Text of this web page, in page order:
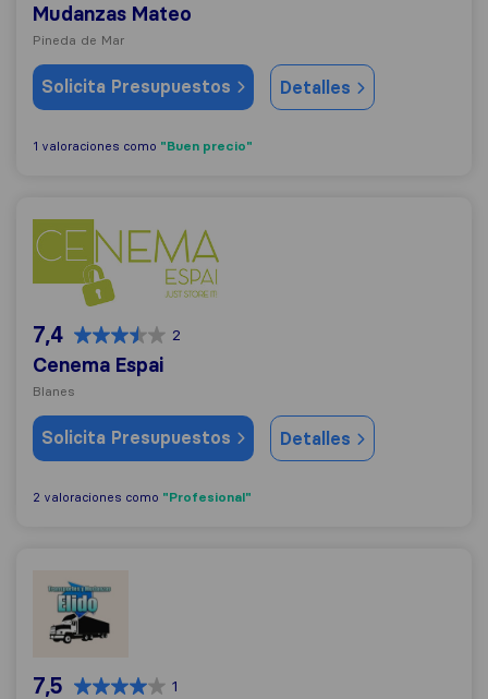
Mudanzas Mateo
Pineda de Mar
Solicita Presupuestos Detalles
1 valoraciones como "Buen precio"
Cenema Espai
7,4 2
Cenema Espai
Blanes
Solicita Presupuestos Detalles
2 valoraciones como "Profesional"
Mudanzas Elido
7,5 1